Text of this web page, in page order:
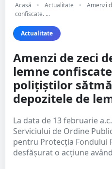
Acasă • Actualitate •
Amenzi
confiscate. ...
Actualitate
Amenzi de zeci
lemne
polițiștilor
depozitele de
La data de 13 februarie
Serviciului de Ordine
pentru Protecția Fondului
desfășurat o acțiune